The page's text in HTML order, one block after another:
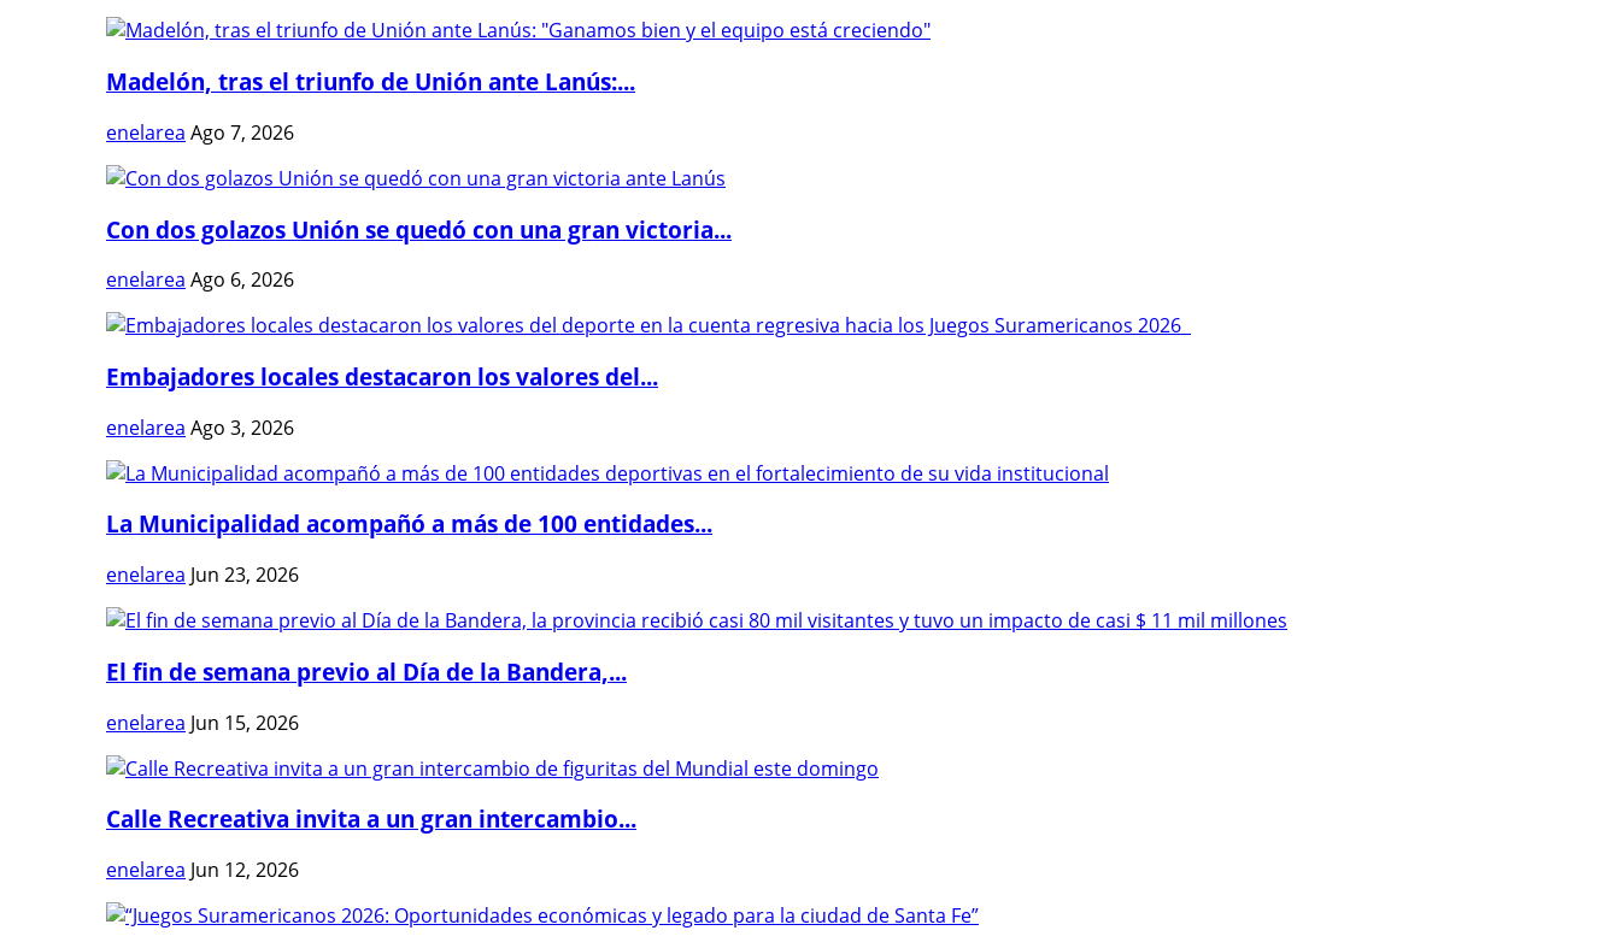
Madelón, tras el triunfo de Unión ante Lanús:...
enelarea Ago 7, 2026
Con dos golazos Unión se quedó con una gran victoria...
enelarea Ago 6, 2026
Embajadores locales destacaron los valores del...
enelarea Ago 3, 2026
La Municipalidad acompañó a más de 100 entidades...
enelarea Jun 23, 2026
El fin de semana previo al Día de la Bandera,...
enelarea Jun 15, 2026
Calle Recreativa invita a un gran intercambio...
enelarea Jun 12, 2026